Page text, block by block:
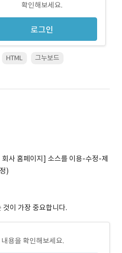
확인해보세요.
로그인
HTML 그누보드
사 홈페이지] 소스를 이용-수정-제
)
이 가장 중요합니다.
용을 확인해보세요.